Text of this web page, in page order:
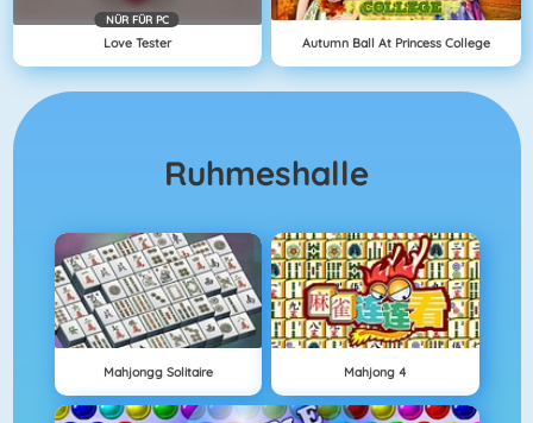
NÜR FÜR PC
Love Tester Autumn Ball At Princess College
Ruhmeshalle
Mahjongg Solitaire Mahjong 4